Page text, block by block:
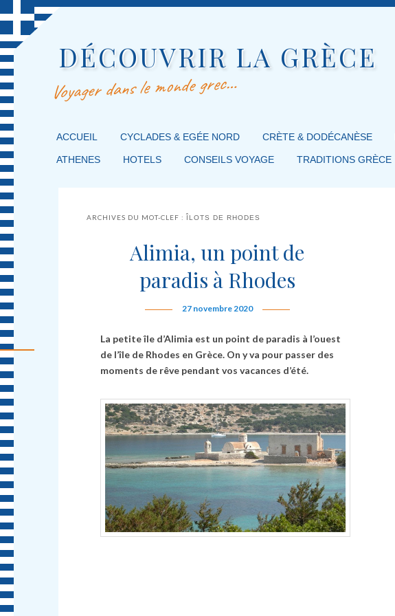
DÉCOUVRIR LA GRÈCE
Voyager dans le monde grec…
MENU PRINCIPAL
MASQUER LA NAVIGATION PRINCIPALE
MASQUER LA NAVIGATION SECONDAIRE
ACCUEIL CYCLADES & EGÉE NORD CRÈTE & DODÉCANÈSE
ATHENES HOTELS CONSEILS VOYAGE TRADITIONS GRÈCE
ARCHIVES DU MOT-CLEF :ÎLOTS DE RHODES
Alimia, un point de
paradis à Rhodes
27 novembre 2020
La petite île d’Alimia est un point de paradis à l’ouest
de l’île de Rhodes en Grèce. On y va pour passer des
moments de rêve pendant vos vacances d’été.